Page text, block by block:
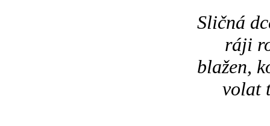
Sličná
ráji
blažen,
volat